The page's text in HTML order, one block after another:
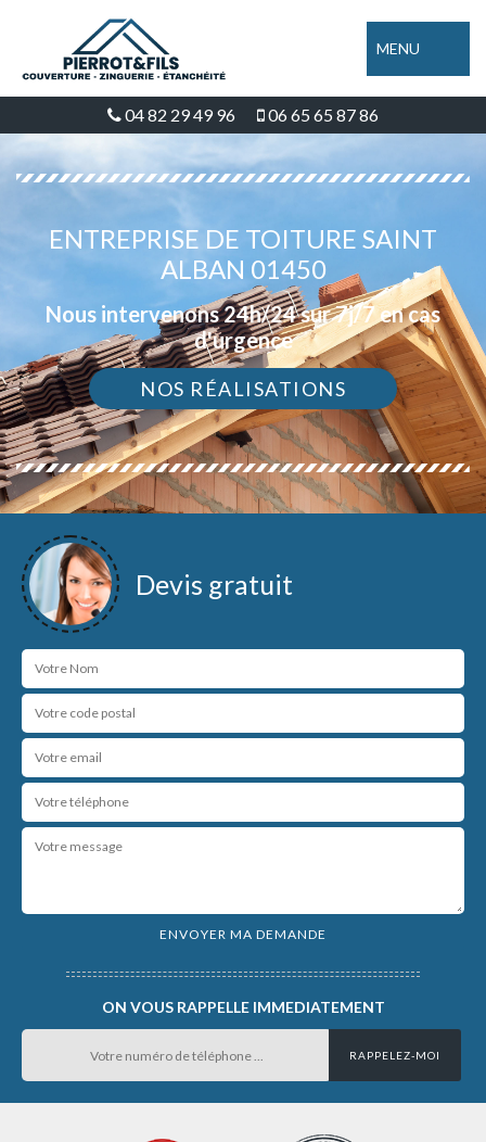
MENU
04 82 29 49 96 06 65 65 87 86
ENTREPRISE DE TOITURE SAINT
ALBAN 01450
Nous intervenons 24h/24 sur 7j/7 en cas
d'urgence
NOS RÉALISATIONS
Devis gratuit
ON VOUS RAPPELLE IMMEDIATEMENT